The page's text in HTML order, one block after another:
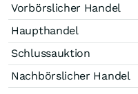
Vorbörslicher Handel
Haupthandel
Schlussauktion
Nachbörslicher Handel